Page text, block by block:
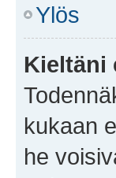
Ylös
Kieltäni
kukaan
he